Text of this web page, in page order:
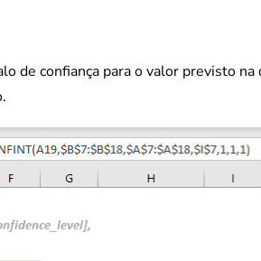
de confiança para o valor previsto